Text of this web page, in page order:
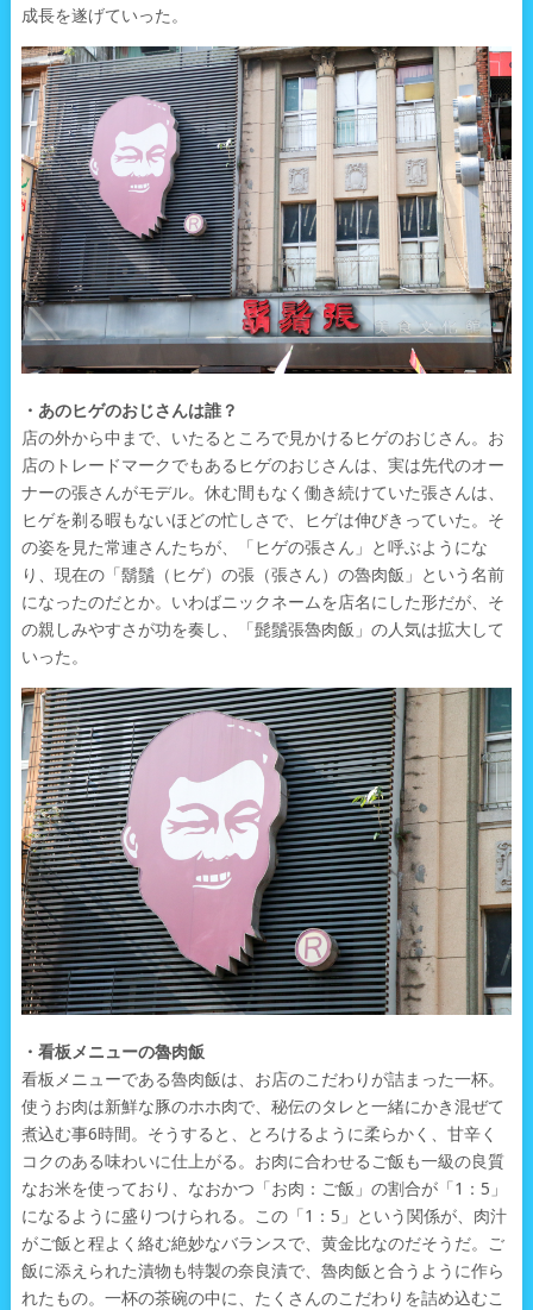
成長を遂げていった。
・あのヒゲのおじさんは誰？
店の外から中まで、いたるところで見かけるヒゲのおじさん。お
店のトレードマークでもあるヒゲのおじさんは、実は先代のオー
ナーの張さんがモデル。休む間もなく働き続けていた張さんは、
ヒゲを剃る暇もないほどの忙しさで、ヒゲは伸びきっていた。そ
の姿を見た常連さんたちが、「ヒゲの張さん」と呼ぶようにな
り、現在の「鬍鬚（ヒゲ）の張（張さん）の魯肉飯」という名前
になったのだとか。いわばニックネームを店名にした形だが、そ
の親しみやすさが功を奏し、「髭鬚張魯肉飯」の人気は拡大して
いった。
・看板メニューの魯肉飯
看板メニューである魯肉飯は、お店のこだわりが詰まった一杯。
使うお肉は新鮮な豚のホホ肉で、秘伝のタレと一緒にかき混ぜて
煮込む事6時間。そうすると、とろけるように柔らかく、甘辛く
コクのある味わいに仕上がる。お肉に合わせるご飯も一級の良質
なお米を使っており、なおかつ「お肉：ご飯」の割合が「1：5」
になるように盛りつけられる。この「1：5」という関係が、肉汁
がご飯と程よく絡む絶妙なバランスで、黄金比なのだそうだ。ご
飯に添えられた漬物も特製の奈良漬で、魯肉飯と合うように作ら
れたもの。一杯の茶碗の中に、たくさんのこだわりを詰め込むこ